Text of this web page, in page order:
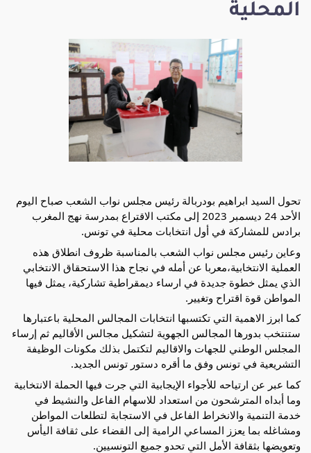
المحلية
تحول السيد ابراهيم بودربالة رئيس مجلس نواب الشعب صباح اليوم
الأحد 24 ديسمبر 2023 إلى مكتب الاقتراع بمدرسة نهج المغرب
برادس للمشاركة في أول انتخابات محلية في تونس.
وعاين رئيس مجلس نواب الشعب بالمناسبة ظروف انطلاق هذه
العملية الانتخابية،معربا عن أمله في نجاح هذا الاستحقاق الانتخابي
الذي يمثل خطوة جديدة في ارساء ديمقراطية تشاركية، يمثل فيها
المواطن قوة اقتراح وتغيير.
كما ابرز الاهمية التي تكتسبها انتخابات المجالس المحلية باعتبارها
ستنتخب بدورها المجالس الجهوية لتشكيل مجالس الأقاليم ثم إرساء
المجلس الوطني للجهات والاقاليم لتكتمل بذلك مكونات الوظيفة
التشريعية في تونس وفق ما أقره دستور تونس الجديد.
كما عبر عن ارتياحه للأجواء الإيجابية التي جرت فيها الحملة الانتخابية
وما أبداه المترشحون من استعداد للاسهام الفاعل والنشيط في
خدمة التنمية والانخراط الفاعل في الاستجابة لتطلعات المواطن
ومشاغله بما يعزز المساعي الرامية إلى القضاء على ثقافة اليأس
وتعويضها بثقافة الأمل التي تحدو جميع التونسيين.